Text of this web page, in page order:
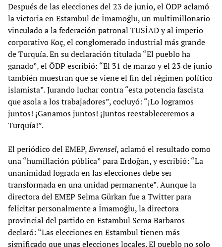
Después de las elecciones del 23 de junio, el ÖDP aclamó
la victoria en Estambul de İmamoğlu, un multimillonario
vinculado a la federación patronal TÜSİAD y al imperio
corporativo Koç, el conglomerado industrial más grande
de Turquía. En su declaración titulada “El pueblo ha
ganado”, el ÖDP escribió: “El 31 de marzo y el 23 de junio
también muestran que se viene el fin del régimen político
islamista”. Jurando luchar contra “esta potencia fascista
que asola a los trabajadores”, cocluyó: “¡Lo logramos
juntos! ¡Ganamos juntos! ¡Juntos reestableceremos a
Turquía!”.
El periódico del EMEP,Evrensel, aclamó el resultado como
una “humillación pública” para Erdoğan, y escribió: “La
unanimidad lograda en las elecciones debe ser
transformada en una unidad permanente”. Aunque la
directora del EMEP Selma Gürkan fue a Twitter para
felicitar personalmente a İmamoğlu, la directora
provincial del partido en Estambul Sema Barbaros
declaró: “Las elecciones en Estambul tienen más
significado que unas elecciones locales. El pueblo no solo